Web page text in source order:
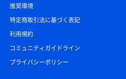
推奨環境
特定商取引法に基づく表記
利用規約
コミュニティガイドライン
プライバシーポリシー